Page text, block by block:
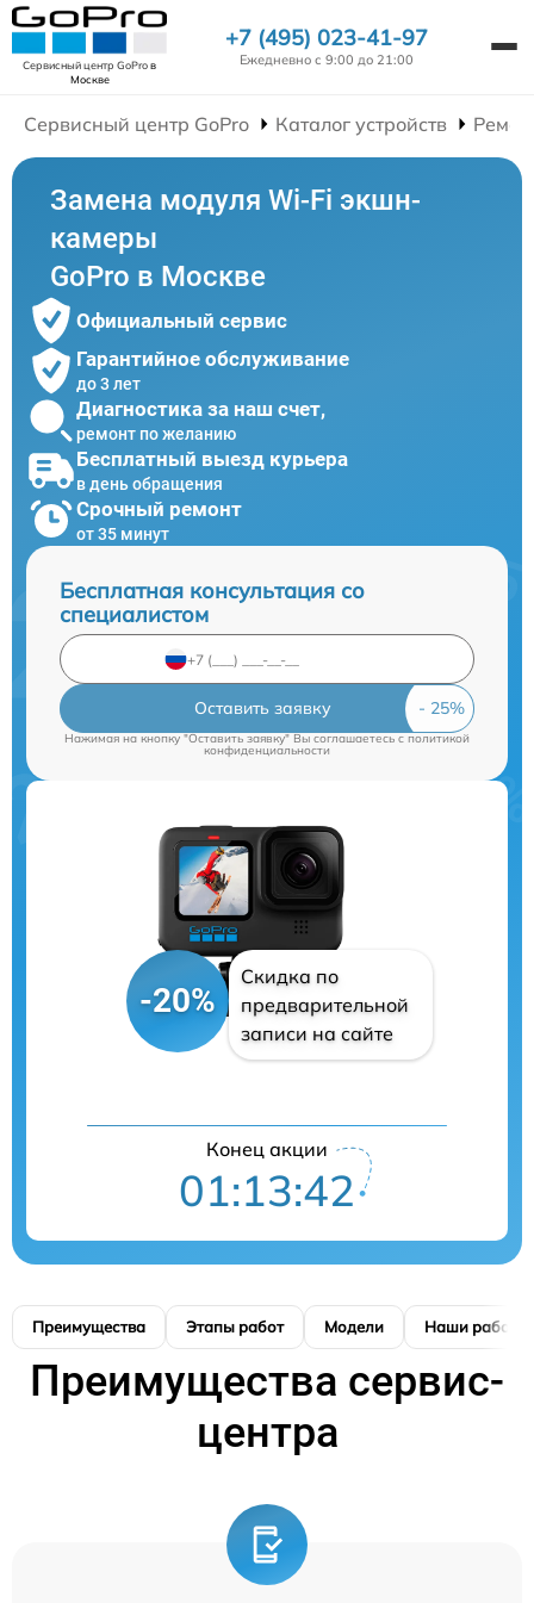
Сервисный центр GoProв
Москве
+7 (495) 023-41-97
Ежедневно с 9:00 до 21:00
Сервисный центр GoPro Каталог устройств
Замена модуля Wi-Fi экшн-
камеры
GoPro в Москве
Официальный сервис
Гарантийное обслуживание
до 3 лет
Диагностика за наш счет,
ремонт по желанию
Бесплатный выезд курьера
в день обращения
Срочный ремонт
от 35 минут
Бесплатная консультация со
специалистом
Оставить заявку
Нажимая на кнопку "Оставить заявку" Вы соглашаетесь c политикой
конфиденциальности
-20%
Скидка по
предварительной
записи на сайте
Конец акции
01:13:42
Преимущества Этапы работ Модели Наши работы
Преимущества сервис-
центра